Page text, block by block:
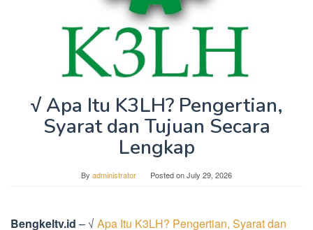
√ Apa Itu K3LH? Pengertian,
Syarat dan Tujuan Secara
Lengkap
By administrator Posted onJuly 29, 2026
Bengkeltv.id – √ Apa Itu K3LH? Pengertian, Syarat dan